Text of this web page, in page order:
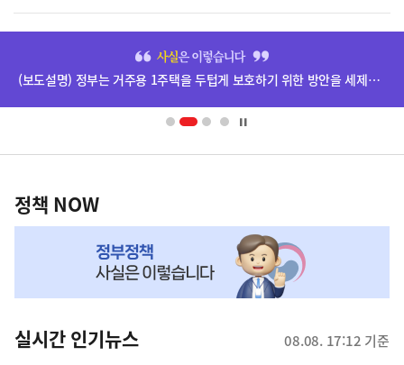
영
(보도설명) 정부는 거주용 1주택을 두텁게 보호하기 위한 방안을 세제개편안에 담았습니다.
책
NOW,
뉴
정책 NOW
실시간 인기뉴스 08.08. 17:12 기준